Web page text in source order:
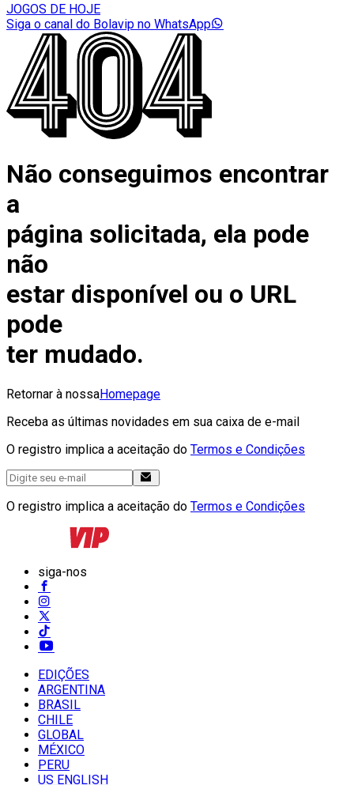
JOGOS DE HOJE
Siga o canal do Bolavip no WhatsApp
Não conseguimos encontrar
a
página solicitada, ela pode
não
estar disponível ou o URL
pode
ter mudado.
Retornar à nossaHomepage
Receba as últimas novidades em sua caixa de e-mail
O registro implica a aceitação do Termos e Condições
O registro implica a aceitação do Termos e Condições
siga-nos
EDIÇÕES
ARGENTINA
BRASIL
CHILE
GLOBAL
MÉXICO
PERU
US ENGLISH